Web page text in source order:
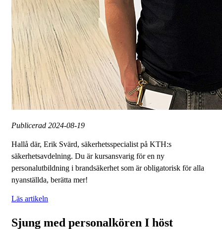
Publicerad 2024-08-19
Hallå där, Erik Svärd, säkerhetsspecialist på KTH:s
säkerhetsavdelning. Du är kursansvarig för en ny
personalutbildning i brandsäkerhet som är obligatorisk för alla
nyanställda, berätta mer!
Läs artikeln
Sjung med personalkören I höst